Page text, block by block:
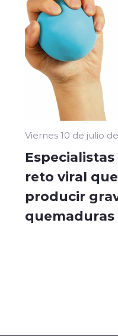
Viernes 10 de julio
reto viral
producir
quemaduras